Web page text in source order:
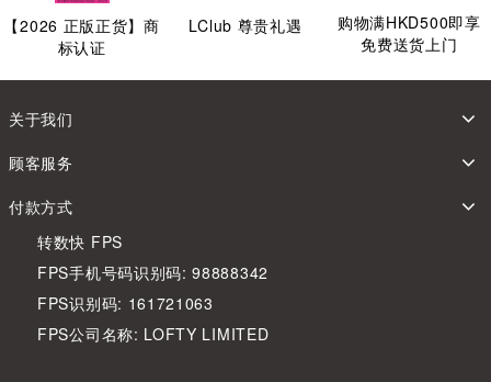
【2026 正版正货】商
标认证
LClub 尊贵礼遇
购物满HKD500即享
免费送货上门
关于我们
顾客服务
付款方式
转数快 FPS
FPS手机号码识别码: 98888342
FPS识别码: 161721063
FPS公司名称: LOFTY LIMITED